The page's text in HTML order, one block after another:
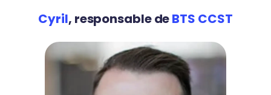
Cyril, responsable deBTS CCST